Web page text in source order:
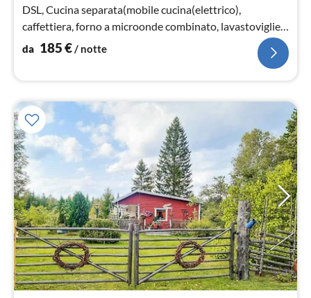
DSL, Cucina separata(mobile cucina(elettrico),
caffettiera, forno a microonde combinato, lavastoviglie,
frigo con congelatore)
da 185€/ notte